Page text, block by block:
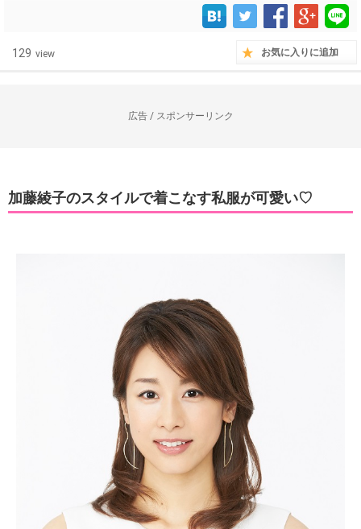
129 view お気に入りに追加
広告 / スポンサーリンク
加藤綾子のスタイルで着こなす私服が可愛い♡